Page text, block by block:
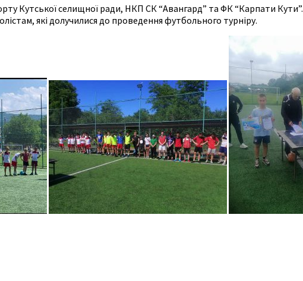
Кутської селищної ради, НКП СК “Авангард” та ФК “Карпати Кути”.
які долучилися до проведення футбольного турніру.